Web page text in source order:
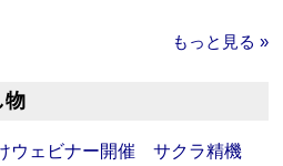
もっと見る »
物
ウェビナー開催 サクラ精機